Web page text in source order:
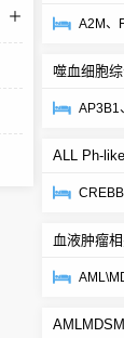
A2M、
噬血细胞
AP3B1
ALL Ph-
JAK2
NT5C2
血液肿瘤
BCOR